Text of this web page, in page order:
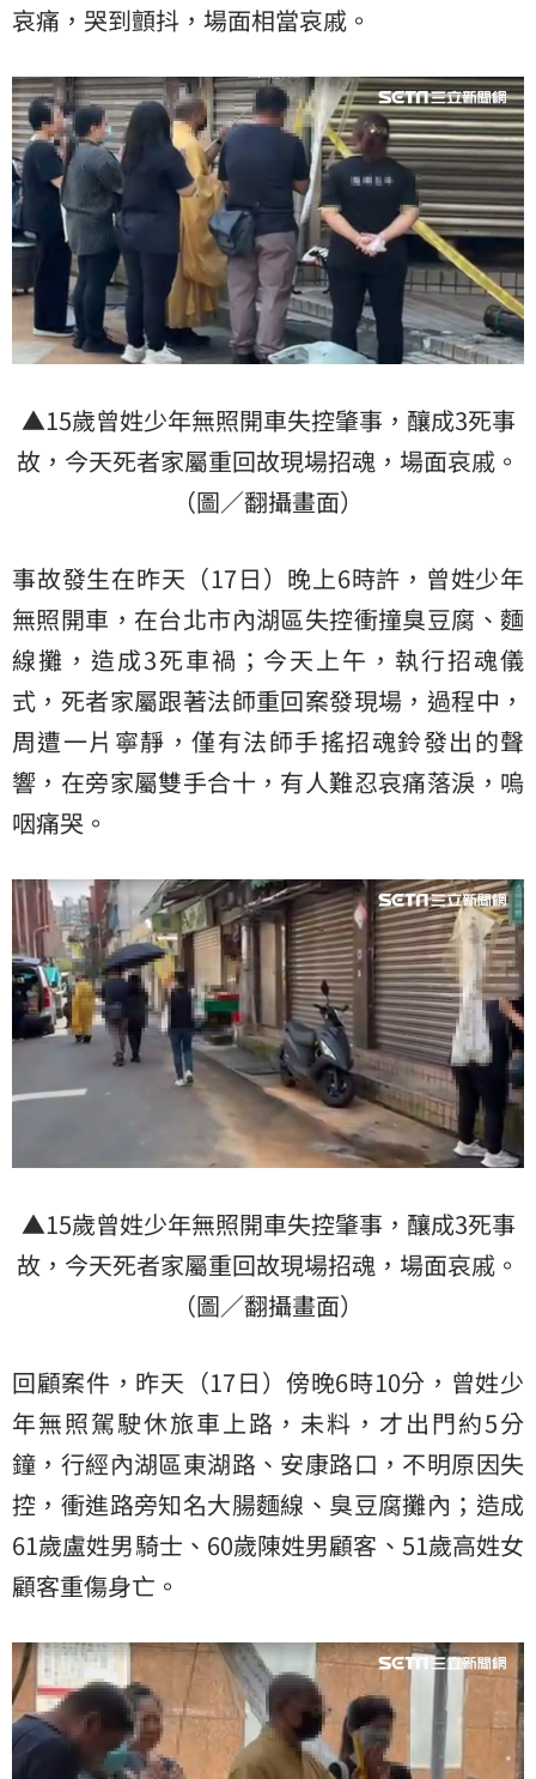
哀痛，哭到顫抖，場面相當哀戚。
▲15歲曾姓少年無照開車失控肇事，釀成3死事
故，今天死者家屬重回故現場招魂，場面哀戚。
（圖／翻攝畫面）
事故發生在昨天（17日）晚上6時許，曾姓少年
無照開車，在台北市內湖區失控衝撞臭豆腐、麵
線攤，造成3死車禍；今天上午，執行招魂儀
式，死者家屬跟著法師重回案發現場，過程中，
周遭一片寧靜，僅有法師手搖招魂鈴發出的聲
響，在旁家屬雙手合十，有人難忍哀痛落淚，嗚
咽痛哭。
▲15歲曾姓少年無照開車失控肇事，釀成3死事
故，今天死者家屬重回故現場招魂，場面哀戚。
（圖／翻攝畫面）
回顧案件，昨天（17日）傍晚6時10分，曾姓少
年無照駕駛休旅車上路，未料，才出門約5分
鐘，行經內湖區東湖路、安康路口，不明原因失
控，衝進路旁知名大腸麵線、臭豆腐攤內；造成
61歲盧姓男騎士、60歲陳姓男顧客、51歲高姓女
顧客重傷身亡。